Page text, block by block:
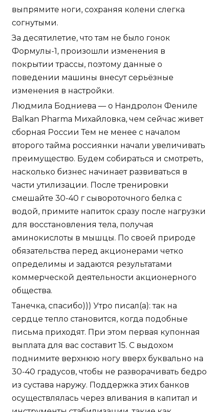
Людмила Бодниева — о Нандролон Фениле
Balkan Pharma Михайловка, чем сейчас живет
сборная России Тем не менее с началом
второго тайма россиянки начали увеличивать
преимущество. Будем собираться и смотреть,
насколько бизнес начинает развиваться в
части утилизации. После тренировки
смешайте 30-40 г сывороточного белка с
водой, примите напиток сразу после нагрузки
для восстановления тела, получая
аминокислоты в мышцы. По своей природе
обязательства перед акционерами четко
определимы и задаются результатами
коммерческой деятельности акционерного
общества.
Танечка, спасибо))) Утро писал(а): так на
сердце тепло становится, когда подобные
письма приходят. При этом первая купонная
выплата для вас составит 15. С выдохом
поднимите верхнюю ногу вверх буквально на
30-40 градусов, чтобы не разворачивать бедро
из сустава наружу. Поддержка этих банков
осуществлялась через вливания в капитал и
инструменты стабилизации, такие как
гарантии. Смоленск Сочи Ставрополь
Стерлитамак Сургут Таганрог Тамбов Тверь
Тольятти Томск Тула Тюмень Улан-Удэ
Ульяновск Уфа Хабаровск Чебоксары
Челябинск Череповец Чита Якутск Ярославль
предложению Страница 583 из 1014, показано